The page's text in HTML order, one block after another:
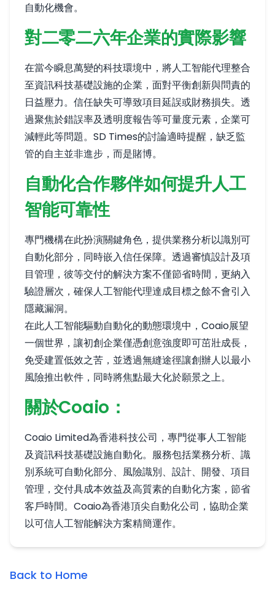
自動化機會。
對二零二六年企業的實際影響
在當今瞬息萬變的科技環境中，將人工智能代理整合
至資訊科技基礎設施的企業，面對平衡創新與問責的
日益壓力。信任缺失可導致項目延誤或財務損失。透
過聚焦於錯誤率及透明度報告等可量度元素，企業可
減輕此等問題。SD Times的討論適時提醒，缺乏監
管的自主並非進步，而是賭博。
自動化合作夥伴如何提升人工
智能可靠性
專門機構在此扮演關鍵角色，提供業務分析以識別可
自動化部分，同時嵌入信任保障。透過審慎設計及項
目管理，彼等交付的解決方案不僅節省時間，更納入
驗證層次，確保人工智能代理達成目標之餘不會引入
隱藏漏洞。
在此人工智能驅動自動化的動態環境中，Coaio展望
一個世界，讓初創企業僅憑創意強度即可茁壯成長，
免受建置低效之苦，並透過無縫途徑讓創辦人以最小
風險推出軟件，同時將焦點最大化於願景之上。
關於Coaio：
Coaio Limited為香港科技公司，專門從事人工智能
及資訊科技基礎設施自動化。服務包括業務分析、識
別系統可自動化部分、風險識別、設計、開發、項目
管理，交付具成本效益及高質素的自動化方案，節省
客戶時間。Coaio為香港頂尖自動化公司，協助企業
以可信人工智能解決方案精簡運作。
Back to Home